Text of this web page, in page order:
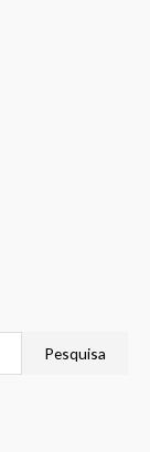
Pesquisa